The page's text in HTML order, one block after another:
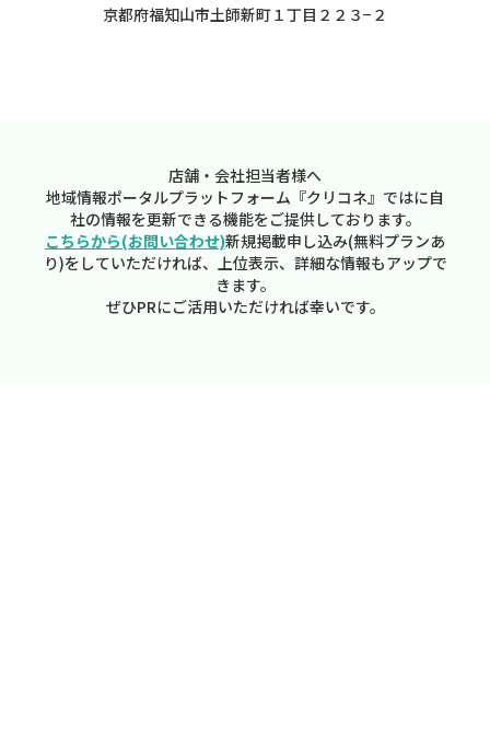
京都府福知山市土師新町１丁目２２３−２
店舗・会社担当者様へ
地域情報ポータルプラットフォーム『クリコネ』ではに自
社の情報を更新できる機能をご提供しております。
こちらから(お問い合わせ)新規掲載申し込み(無料プランあ
り)をしていただければ、上位表示、詳細な情報もアップで
きます。
ぜひPRにご活用いただければ幸いです。